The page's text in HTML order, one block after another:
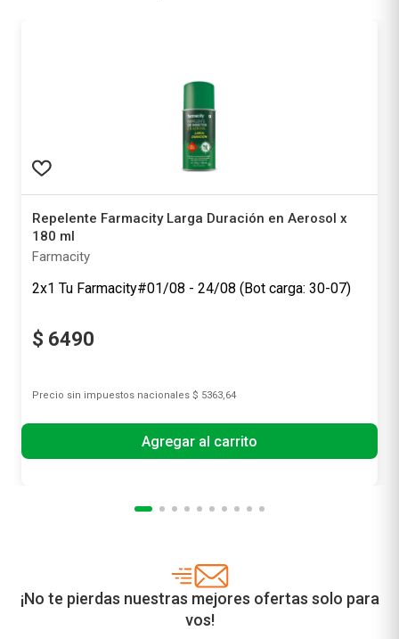
Repelente Farmacity Larga Duración en Aerosol x
180 ml
Farmacity
2x1 Tu Farmacity#01/08 - 24/08 (Bot carga: 30-07)
$ 6490
Precio sin impuestos nacionales $ 5363,64
Agregar al carrito
¡No te pierdas nuestras mejores ofertas solo para
vos!